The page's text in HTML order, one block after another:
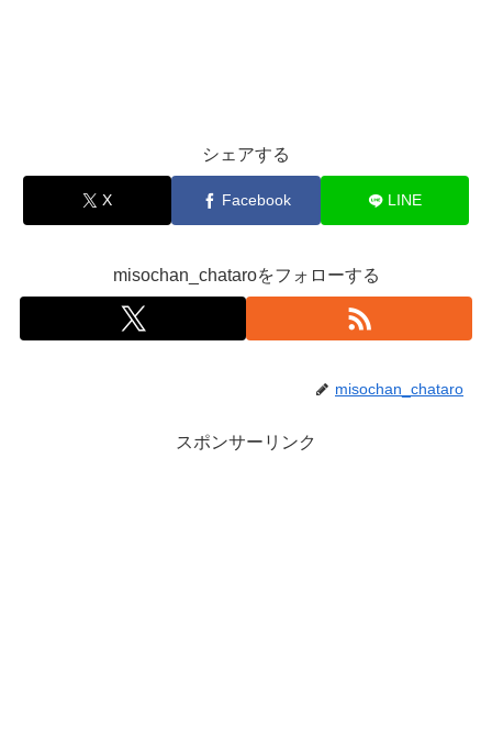
シェアする
X Facebook LINE
misochan_chataroをフォローする
misochan_chataro
スポンサーリンク